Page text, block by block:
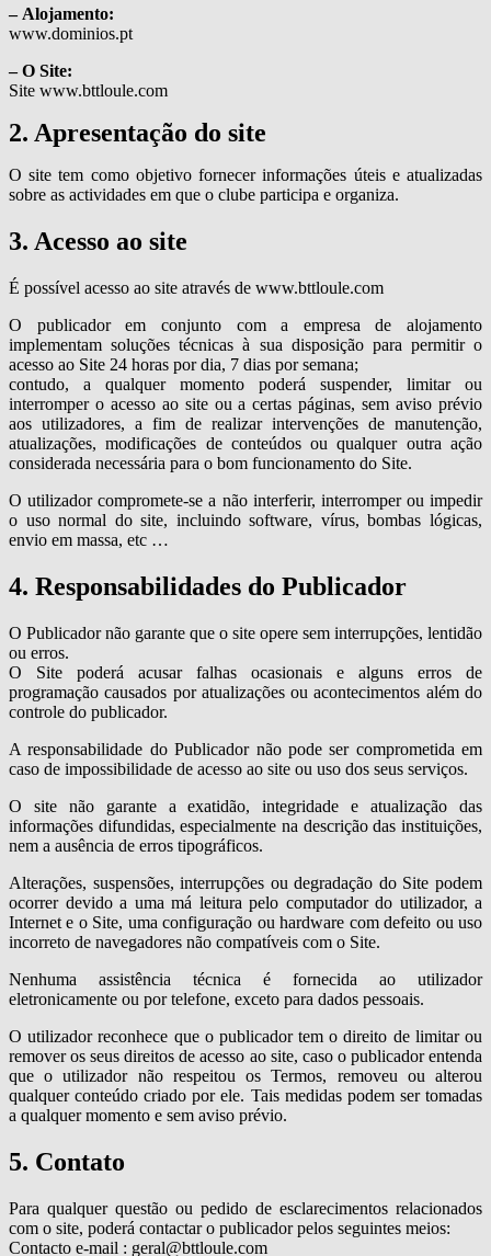
– Alojamento:
www.dominios.pt
– O Site:
Site www.bttloule.com
2. Apresentação do site
O site tem como objetivo fornecer informações úteis e atualizadas
sobre as actividades em que o clube participa e organiza.
3. Acesso ao site
É possível acesso ao site através de www.bttloule.com
O publicador em conjunto com a empresa de alojamento
implementam soluções técnicas à sua disposição para permitir o
acesso ao Site 24 horas por dia, 7 dias por semana;
contudo, a qualquer momento poderá suspender, limitar ou
interromper o acesso ao site ou a certas páginas, sem aviso prévio
aos utilizadores, a fim de realizar intervenções de manutenção,
atualizações, modificações de conteúdos ou qualquer outra ação
considerada necessária para o bom funcionamento do Site.
O utilizador compromete-se a não interferir, interromper ou impedir
o uso normal do site, incluindo software, vírus, bombas lógicas,
envio em massa, etc …
4. Responsabilidades do Publicador
O Publicador não garante que o site opere sem interrupções, lentidão
ou erros.
O Site poderá acusar falhas ocasionais e alguns erros de
programação causados por atualizações ou acontecimentos além do
controle do publicador.
A responsabilidade do Publicador não pode ser comprometida em
caso de impossibilidade de acesso ao site ou uso dos seus serviços.
O site não garante a exatidão, integridade e atualização das
informações difundidas, especialmente na descrição das instituições,
nem a ausência de erros tipográficos.
Alterações, suspensões, interrupções ou degradação do Site podem
ocorrer devido a uma má leitura pelo computador do utilizador, a
Internet e o Site, uma configuração ou hardware com defeito ou uso
incorreto de navegadores não compatíveis com o Site.
Nenhuma assistência técnica é fornecida ao utilizador
eletronicamente ou por telefone, exceto para dados pessoais.
O utilizador reconhece que o publicador tem o direito de limitar ou
remover os seus direitos de acesso ao site, caso o publicador entenda
que o utilizador não respeitou os Termos, removeu ou alterou
qualquer conteúdo criado por ele. Tais medidas podem ser tomadas
a qualquer momento e sem aviso prévio.
5. Contato
Para qualquer questão ou pedido de esclarecimentos relacionados
com o site, poderá contactar o publicador pelos seguintes meios:
Contacto e-mail : geral@bttloule.com